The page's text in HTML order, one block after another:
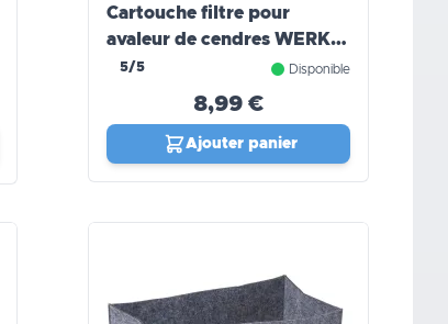
Cartouche filtre pour
avaleur de cendres WERKA
PRO (18-20l)
5/5 Disponible
8,99 €
Ajouter panier